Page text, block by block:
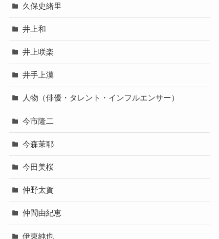
久保史緒里
井上和
井上咲楽
井手上漠
人物（俳優・タレント・インフルエンサー）
今市隆二
今森茉耶
今田美桜
仲野太賀
仲間由紀恵
伊東純也